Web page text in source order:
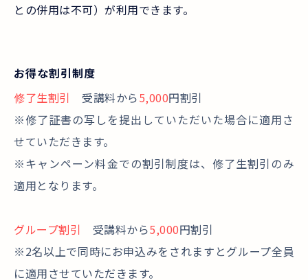
との併用は不可）が利用できます。
お得な割引制度
修了生割引 受講料から5,000円割引
※修了証書の写しを提出していただいた場合に適用さ
せていただきます。
※キャンペーン料金での割引制度は、修了生割引のみ
適用となります。
グループ割引 受講料から5,000円割引
※2名以上で同時にお申込みをされますとグループ全員
に適用させていただきます。